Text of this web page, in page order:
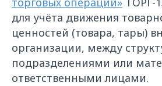
для учёта движения
ценностей (товара, тары)
организации, между
подразделениями или
ответственными лицами.